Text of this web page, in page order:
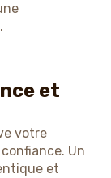
et
votre
Un
et